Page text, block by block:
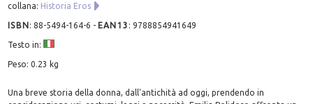
collana: Historia Eros
ISBN:88-5494-164-6 - EAN13 :9788854941649
Testo in:
Peso: 0.23 kg
Una breve storia della donna, dall'antichità ad oggi, prendendo in